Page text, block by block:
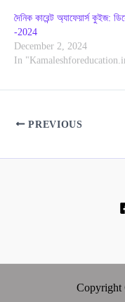
দৈনিক কারেন্ট অ্যাফেয়ার্স কুইজ:
-2024
December 2, 2024
In
PREVIOUS
Copyright